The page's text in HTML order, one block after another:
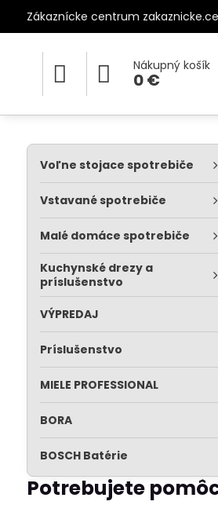
Zákaznícke centrum
Nákupný košík
0 €
Voľne stojace spotrebiče
Vstavané spotrebiče
Malé domáce spotrebiče
Kuchynské drezy a
príslušenstvo
VÝPREDAJ
Príslušenstvo
MIELE PROFESSIONAL
BORA
BOSCH Batérie
Potrebujete